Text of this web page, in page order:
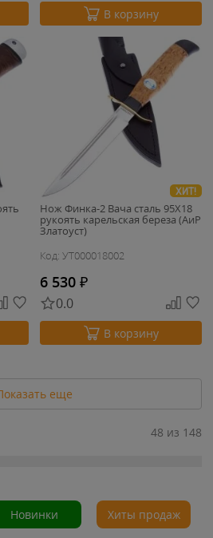
В корзину
ХИТ!
Нож Финка-2 Вача сталь 95Х18
рукоять карельская береза (АиР
Златоуст)
Код: УТ000018002
6 530 ₽
0.0
В корзину
еще
48 из 148
Новинки Хиты продаж